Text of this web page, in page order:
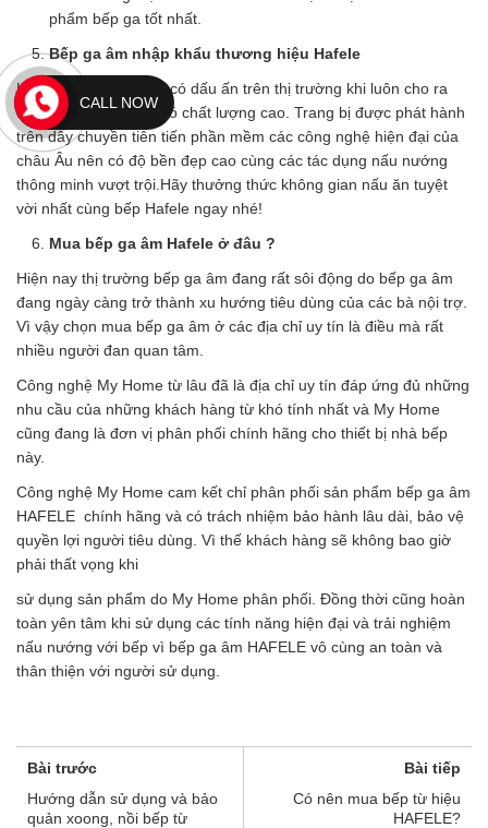
phẩm bếp ga tốt nhất.
Bếp ga âm nhập khẩu thương hiệu Hafele
Hafele là thương hiệu có dấu ấn trên thị trường khi luôn cho ra
đời những mặt hàng có chất lượng cao. Trang bị được phát hành
trên dây chuyền tiên tiến phần mềm các công nghệ hiện đại của
châu Âu nên có độ bền đẹp cao cùng các tác dụng nấu nướng
thông minh vượt trội.Hãy thưởng thức không gian nấu ăn tuyệt
vời nhất cùng bếp Hafele ngay nhé!
Mua bếp ga âm Hafele ở đâu ?
Hiện nay thị trường bếp ga âm đang rất sôi động do bếp ga âm
đang ngày càng trở thành xu hướng tiêu dùng của các bà nội trợ.
Vì vậy chọn mua bếp ga âm ở các địa chỉ uy tín là điều mà rất
nhiều người đan quan tâm.
Công nghệ My Home từ lâu đã là địa chỉ uy tín đáp ứng đủ những
nhu cầu của những khách hàng từ khó tính nhất và My Home
cũng đang là đơn vị phân phối chính hãng cho thiết bị nhà bếp
này.
Công nghệ My Home cam kết chỉ phân phối sản phẩm bếp ga âm
HAFELE chính hãng và có trách nhiệm bảo hành lâu dài, bảo vệ
quyền lợi người tiêu dùng. Vì thế khách hàng sẽ không bao giờ
phải thất vọng khi
sử dụng sản phẩm do My Home phân phối. Đồng thời cũng hoàn
toàn yên tâm khi sử dụng các tính năng hiện đại và trải nghiệm
nấu nướng với bếp vì bếp ga âm HAFELE vô cùng an toàn và
thân thiện với người sử dụng.
Bài trước
Hướng dẫn sử dụng và bảo
quản xoong, nồi bếp từ
Bài tiếp
Có nên mua bếp từ hiệu
HAFELE?
CALL NOW